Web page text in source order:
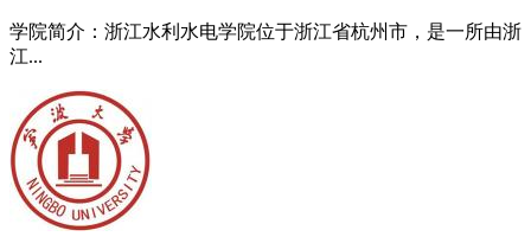
学院简介：浙江水利水电学院位于浙江省杭州市，是一所由浙
江...